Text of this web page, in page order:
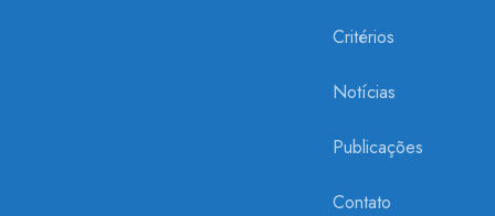
Critérios
Notícias
Publicações
Contato